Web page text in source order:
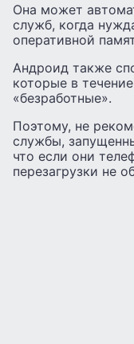
Она может
служб, когда
оперативной
Андроид также
которые в
«безработные».
Поэтому, не
службы,
что если они
перезагрузки не